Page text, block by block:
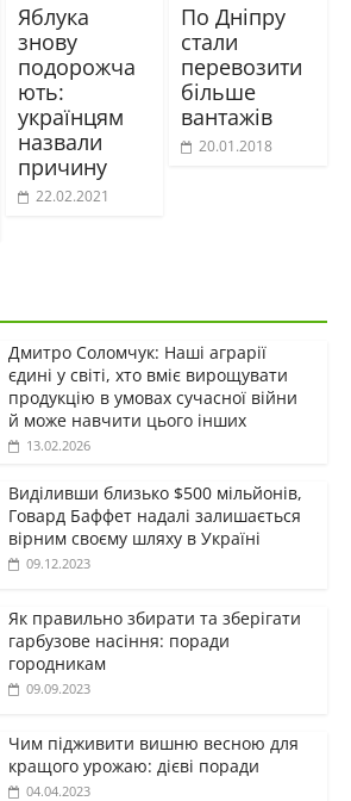
Яблука
знову
подорожча
ють:
українцям
назвали
причину
22.02.2021
По Дніпру
стали
перевозити
більше
вантажів
20.01.2018
Дмитро Соломчук: Наші аграрії
єдині у світі, хто вміє вирощувати
продукцію в умовах сучасної війни
й може навчити цього інших
13.02.2026
Виділивши близько $500 мільйонів,
Говард Баффет надалі залишається
вірним своєму шляху в Україні
09.12.2023
Як правильно збирати та зберігати
гарбузове насіння: поради
городникам
09.09.2023
Чим підживити вишню весною для
кращого урожаю: дієві поради
04.04.2023